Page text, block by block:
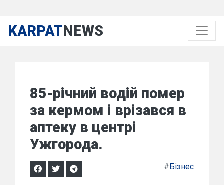
KARPATNEWS
85-річний водій помер
за кермом і врізався в
аптеку в центрі
Ужгорода.
#Бізнес